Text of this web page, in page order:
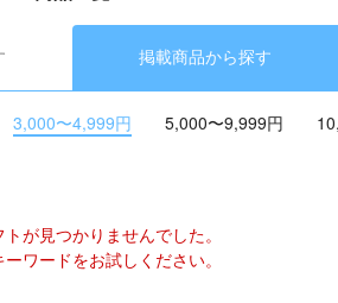
掲載商品から探す
3,000〜4,999円 5,000〜9,999円
が見つかりませんでした。
ワードをお試しください。